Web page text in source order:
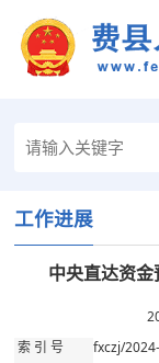
工作进展
中央直达资金
索 引 号 fxczj/